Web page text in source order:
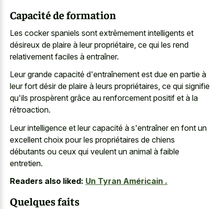
Capacité de formation
Les cocker spaniels sont extrêmement intelligents et
désireux de plaire à leur propriétaire, ce qui les rend
relativement faciles à entraîner.
Leur grande capacité d'entraînement est due en partie à
leur fort désir de plaire à leurs propriétaires, ce qui signifie
qu'ils prospèrent grâce au renforcement positif et à la
rétroaction.
Leur intelligence et leur capacité à s'entraîner en font un
excellent choix pour les propriétaires de chiens
débutants ou ceux qui veulent un animal à faible
entretien.
Readers also liked: Un Tyran Américain .
Quelques faits